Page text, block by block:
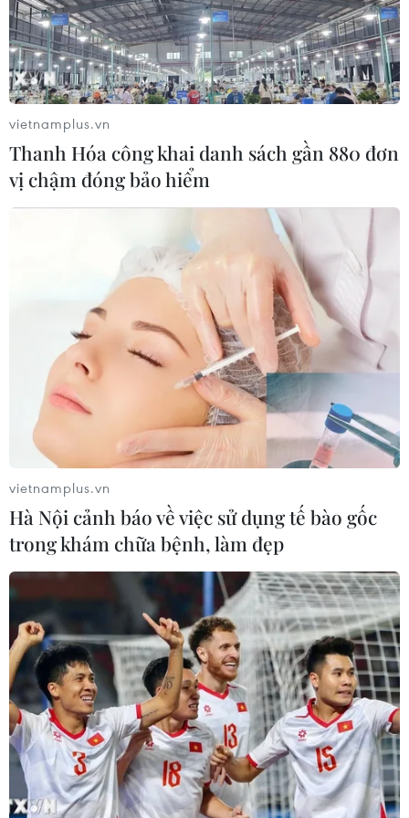
Tổng thống Trump không nhắc đến "phi
hạt nhân hóa" với ông Kim Jong-un
30/06/2019 09:35
Theo CNN, đáng chú ý trong các phát biểu của ông
Trump sau cuộc gặp, người ta không thấy ông nhắc đến
"phi hạt nhân hóa" - điểm mấu chốt khiến lãnh đạo hai
nước Mỹ-Triều rời cuộc họp ở Hà Nội.
vietnamplus.vn
Thanh Hóa công khai danh sách gần 880 đơn
vị chậm đóng bảo hiểm
vietnamplus.vn
Hà Nội cảnh báo về việc sử dụng tế bào gốc
trong khám chữa bệnh, làm đẹp